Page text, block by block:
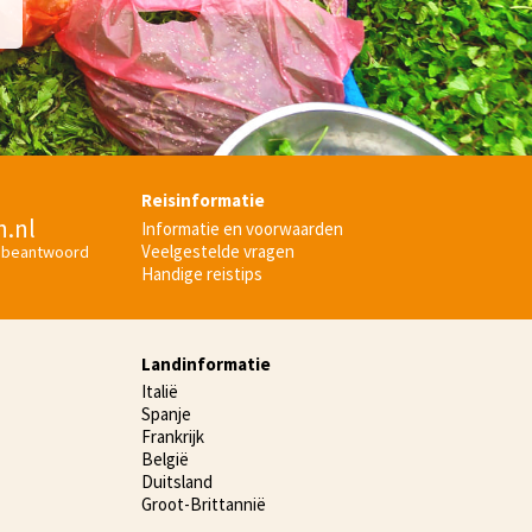
Reisinformatie
Informatie en voorwaarden
Veelgestelde vragen
Handige reistips
Landinformatie
Italië
Spanje
Frankrijk
België
Duitsland
Groot-Brittannië